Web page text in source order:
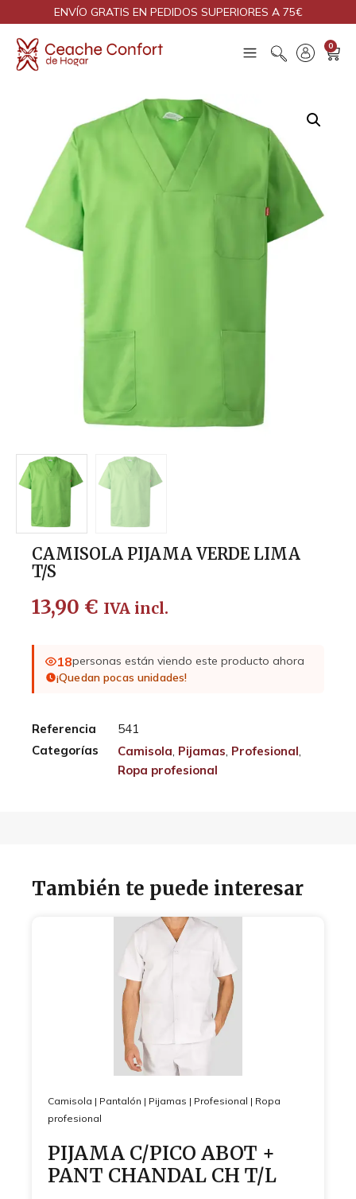
ENVÍO GRATIS EN PEDIDOS SUPERIORES A 75€
0
CAMISOLA PIJAMA VERDE LIMA
T/S
13,90 € IVA incl.
18personas están viendo este producto ahora
¡Quedan pocas unidades!
Referencia
541
Categorías
Camisola Pijamas Profesional
Ropa profesional
También te puede interesar
Camisola | Pantalón | Pijamas | Profesional | Ropa
profesional
PIJAMA C/PICO ABOT +
PANT CHANDAL CH T/L